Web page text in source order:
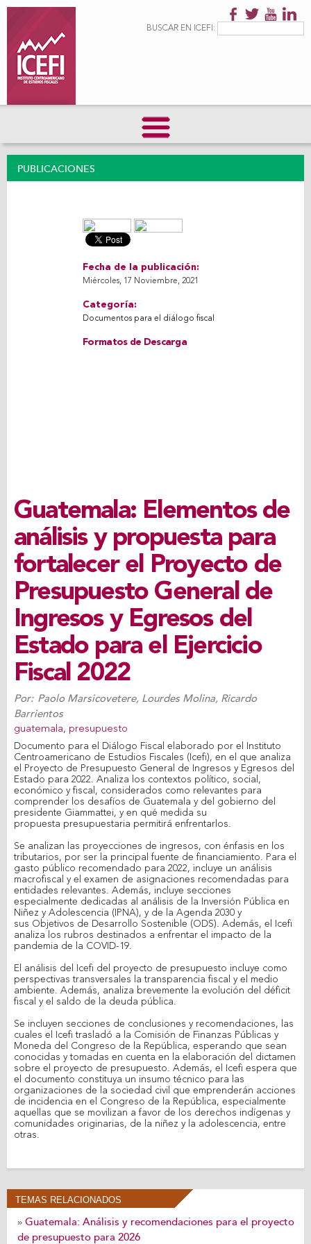
principalFormulario de
BUSCAR EN ICEFI:
PUBLICACIONES
Fecha de la publicación:
Miércoles, 17 Noviembre, 2021
Categoría:
Documentos para el diálogo fiscal
Formatos de Descarga
Guatemala: Elementos de
análisis y propuesta para
fortalecer el Proyecto de
Presupuesto General de
Ingresos y Egresos del
Estado para el Ejercicio
Fiscal 2022
Por: Paolo Marsicovetere, Lourdes Molina, Ricardo
Barrientos
guatemala, presupuesto
Documento para el Diálogo Fiscal elaborado por el Instituto
Centroamericano de Estudios Fiscales (Icefi), en el que analiza
el Proyecto de Presupuesto General de Ingresos y Egresos del
Estado para 2022. Analiza los contextos político, social,
económico y fiscal, considerados como relevantes para
comprender los desafíos de Guatemala y del gobierno del
presidente Giammattei, y en qué medida su
propuesta presupuestaria permitirá enfrentarlos.
Se analizan las proyecciones de ingresos, con énfasis en los
tributarios, por ser la principal fuente de financiamiento. Para el
gasto público recomendado para 2022, incluye un análisis
macrofiscal y el examen de asignaciones recomendadas para
entidades relevantes. Además, incluye secciones
especialmente dedicadas al análisis de la Inversión Pública en
Niñez y Adolescencia (IPNA), y de la Agenda 2030 y
sus Objetivos de Desarrollo Sostenible (ODS). Además, el Icefi
analiza los rubros destinados a enfrentar el impacto de la
pandemia de la COVID-19.
El análisis del Icefi del proyecto de presupuesto incluye como
perspectivas transversales la transparencia fiscal y el medio
ambiente. Además, analiza brevemente la evolución del déficit
fiscal y el saldo de la deuda pública.
Se incluyen secciones de conclusiones y recomendaciones, las
cuales el Icefi trasladó a la Comisión de Finanzas Públicas y
Moneda del Congreso de la República, esperando que sean
conocidas y tomadas en cuenta en la elaboración del dictamen
sobre el proyecto de presupuesto. Además, el Icefi espera que
el documento constituya un insumo técnico para las
organizaciones de la sociedad civil que emprenderán acciones
de incidencia en el Congreso de la República, especialmente
aquellas que se movilizan a favor de los derechos indígenas y
comunidades originarias, de la niñez y la adolescencia, entre
otras.
TEMAS RELACIONADOS
» Guatemala: Análisis y recomendaciones para el proyecto
de presupuesto para 2026